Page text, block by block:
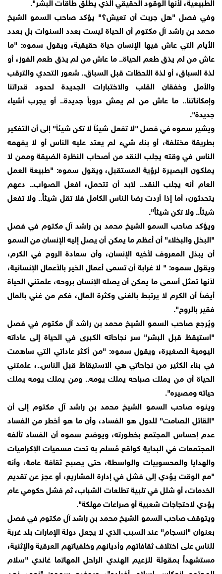
وفي فصل "هل جربت أن تعيش؟" يؤكد صاحب السمو الشيخ
محمد بن راشد آل مكتوم أن الحياة ليست بعدد السنوات بل بعدد
الأيام التي عاش فيها الإنسان حياة حقيقية، ويقول سموه: "ما
عاش من لم يذق طعم الحياة.. ما عاش من لم يذق طعم الفوز، أو
لذة السباق، أو لذة اللحظات قبل السباق.. شعور التحدي والترقب
والأمل وخفقان القلب والاختبارات الجديدة لحدود قدراتنا
وإمكاناتنا.. ما عاش من لم يمش دروباً جديدة.. أو يجرب أشياء
جديدة".
ويشير سموه في فصل "لا تفعل شيئاً لا تكن شيئاً" إلى أن التفكير
بطريقة مختلفة، أو بناء شيء لم يعتد عليه الناس أو لا يفهمه
الناس في وقته يجلب النقد من أصحاب النظرة الضيقة وممن لا
يملكون البصيرة لرؤية المستقبل، ويقول سموه: "طبيعة العمل
العام أنه يجلب النقد.. لابد أن تتحمل، افعل الصواب.. دعهم
يتحدثون، أما إذا أردت رضا الناس الكامل فلا تقل شيئاً.. ولا تفعل
شيئاً.. ولا تكن شيئاً".
ويؤكد صاحب السمو الشيخ محمد بن راشد آل مكتوم في فصل
"البخل والبخلاء" أن أعظم ما يمكن أن يصل إليه الإنسان من السمو
أن يبذل المعروف لأخيه الإنسان، وأن سعادة الروح في الكرم،
ويقول سموه: " لا غرابة أن تسمى أعمال الخير بالأعمال الإنسانية،
لأنها تمثل أسمى ما يمكن أن يصله الإنسان بروحه، علمتني الحياة
أيضاً أن الكرم لا يرتبط بالغنى وكثرة المال، فكم من غني بالمال
فقير بالروح".
ويُرجع صاحب السمو الشيخ محمد بن راشد آل مكتوم في فصل
"استيقظ قبل البشر" سر نجاحاته الكبرى في الحياة إلى عاداته
اليومية الصغيرة، ويقول سموه: "من أكثر عاداتي التي ساهمت
في بناء الكثير من نجاحاتي هي الاستيقاظ قبل الناس..، علمتني
الحياة أن من يملك صباحه يملك يومه.. ومن يملك يومه يملك
حياته ومصيره".
وينوه صاحب السمو الشيخ محمد بن راشد آل مكتوم إلى أن
"القاتل الصامت" للدول هو الفساد، وأن ما هو أخطر من الفساد
عدم إحساس المجتمع بخطورته، ويوضح سموه أن الفساد تألفه
المجتمعات في البداية كواقع مُسلم به تحت مسميات الإكراميات
والهدايا والمحسوبيات والواسطة، حتى يصبح ثقافة عامة، وأنه
"مع الوقت يؤدي إلى فشل في إدارة المشاريع، أو عجز عن تقديم
الخدمات، أو شلل في تلبية تطلعات الشباب، ثم فشل حكومي عام
يؤدي لاحتجاجات شعبية أو صراعات مهلكة".
ويتوقف صاحب السمو الشيخ محمد بن راشد آل مكتوم في فصل
بعنوان "انسجام" عند السبب الذي لا يجعل دولة الإمارات بلد غربة
للناس على اختلاف ثقافاتهم وأديانهم وخلفياتهم العرقية والإثنية،
مستشهداً بمقولة للزعيم الهندي الراحل المهاتما غاندي "سلام